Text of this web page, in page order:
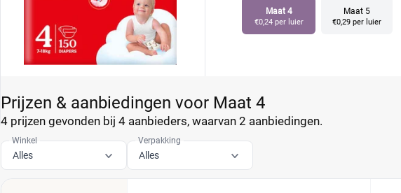
Maat 4
€0,24 per luier
Maat 5
€0,29 per luier
Prijzen & aanbiedingen voor Maat 4
4 prijzen gevonden bij 4 aanbieders, waarvan 2 aanbiedingen.
Winkel
Alles
Verpakking
Alles